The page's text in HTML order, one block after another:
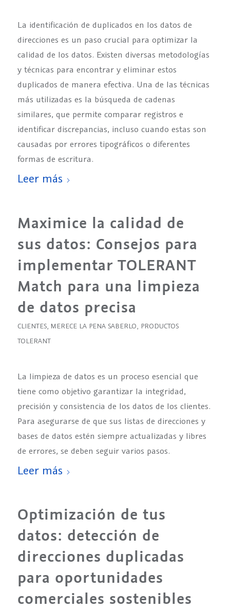
La identificación de duplicados en los datos de
direcciones es un paso crucial para optimizar la
calidad de los datos. Existen diversas metodologías
y técnicas para encontrar y eliminar estos
duplicados de manera efectiva. Una de las técnicas
más utilizadas es la búsqueda de cadenas
similares, que permite comparar registros e
identificar discrepancias, incluso cuando estas son
causadas por errores tipográficos o diferentes
formas de escritura.
Leer más
Maximice la calidad de
sus datos: Consejos para
implementar TOLERANT
Match para una limpieza
de datos precisa
CLIENTES, MERECE LA PENA SABERLO
PRODUCTOS
TOLERANT
La limpieza de datos es un proceso esencial que
tiene como objetivo garantizar la integridad,
precisión y consistencia de los datos de los clientes.
Para asegurarse de que sus listas de direcciones y
bases de datos estén siempre actualizadas y libres
de errores, se deben seguir varios pasos.
Leer más
Optimización de tus
datos: detección de
direcciones duplicadas
para oportunidades
comerciales sostenibles